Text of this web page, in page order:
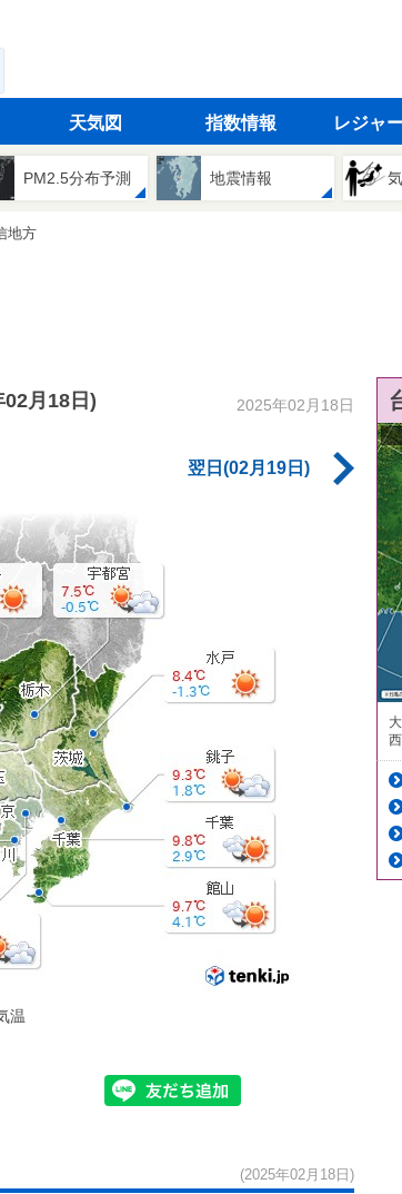
天気図 指数情報 レジャ
PM2.5分布予測 地震情報
地方
02月18日) 2025年02月18日
翌日(02月19日)
温
(2025年02月18日)